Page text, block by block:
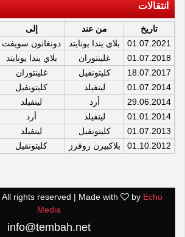
انتقالات
تاريخ من عند إلى
01.07.2021
بلاي يندا يونايتد دونغانون سويفت
01.07.2018
غلينتوران بلاي يندا يونايتد
18.07.2017
كليتونفيل غلينتوران
01.07.2014
لينفيلد كليتونفيل
29.06.2014
أرد لينفيلد
01.01.2014
لينفيلد أرد
01.07.2013
كليتونفيل
لينفيلد
01.10.2012
بلاكبيرن روفرز كليتونفيل
All rights reserved | Made with by Echo
Media
info@tembah.net